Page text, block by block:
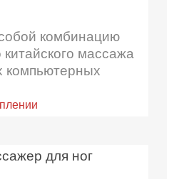
комбинацию
массажа
компьютерных
для ног